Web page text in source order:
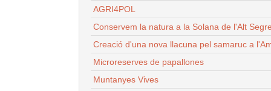
AGRI4POL
Conservem la natura a la Solana de l'Alt
Creació d'una nova llacuna pel samaruc a
Microreserves de papallones
Muntanyes Vives